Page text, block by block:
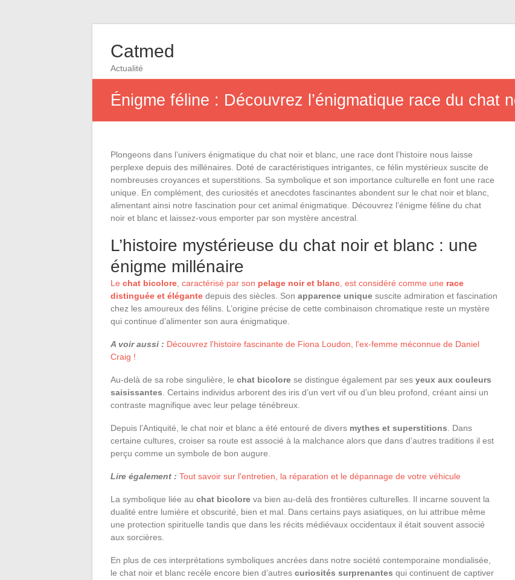
Catmed
Actualité
Énigme féline : Découvrez l’énigmatique race du chat
Plongeons dans l’univers énigmatique du chat noir et blanc, une race dont l’histoire nous laisse
perplexe depuis des millénaires. Doté de caractéristiques intrigantes, ce félin mystérieux suscite de
nombreuses croyances et superstitions. Sa symbolique et son importance culturelle en font une race
unique. En complément, des curiosités et anecdotes fascinantes abondent sur le chat noir et blanc,
alimentant ainsi notre fascination pour cet animal énigmatique. Découvrez l’énigme féline du chat
noir et blanc et laissez-vous emporter par son mystère ancestral.
L’histoire mystérieuse du chat noir et blanc : une
énigme millénaire
Le chat bicolore , caractérisé par son pelage noir et blanc , est considéré comme une race
distinguée et élégante depuis des siècles. Son apparence unique suscite admiration et fascination
chez les amoureux des félins. L’origine précise de cette combinaison chromatique reste un mystère
qui continue d’alimenter son aura énigmatique.
A voir aussi : Découvrez l'histoire fascinante de Fiona Loudon, l'ex-femme méconnue de Daniel
Craig !
Au-delà de sa robe singulière, le chat bicolore se distingue également par ses yeux aux couleurs
saisissantes . Certains individus arborent des iris d’un vert vif ou d’un bleu profond, créant ainsi un
contraste magnifique avec leur pelage ténébreux.
Depuis l’Antiquité, le chat noir et blanc a été entouré de divers mythes et superstitions . Dans
certaine cultures, croiser sa route est associé à la malchance alors que dans d’autres traditions il est
perçu comme un symbole de bon augure.
Lire également : Tout savoir sur l'entretien, la réparation et le dépannage de votre véhicule
La symbolique liée au chat bicolore va bien au-delà des frontières culturelles. Il incarne souvent la
dualité entre lumière et obscurité, bien et mal. Dans certains pays asiatiques, on lui attribue même
une protection spirituelle tandis que dans les récits médiévaux occidentaux il était souvent associé
aux sorcières.
En plus de ces interprétations symboliques ancrées dans notre société contemporaine mondialisée,
le chat noir et blanc recèle encore bien d’autres curiosités surprenantes qui continuent de captiver